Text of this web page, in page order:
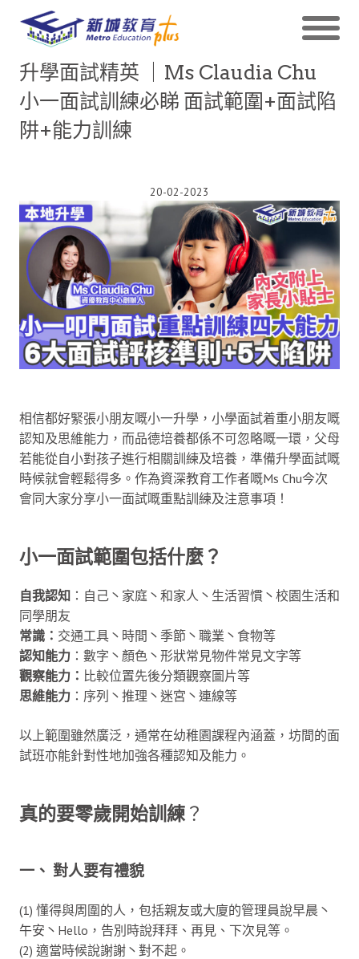
升學面試精英 ｜Ms Claudia Chu
小一面試訓練必睇 面試範圍+面試陷
阱+能力訓練
20-02-2023
相信都好緊張小朋友嘅小一升學，小學面試着重小朋友嘅
認知及思維能力，而品德培養都係不可忽略嘅一環，父母
若能從自小對孩子進行相關訓練及培養，準備升學面試嘅
時候就會輕鬆得多。作為資深教育工作者嘅Ms Chu今次
會同大家分享小一面試嘅重點訓練及注意事項！
小一面試範圍包括什麼？
自我認知 ：自己丶家庭丶和家人丶生活習慣丶校園生活和
同學朋友
常識： 交通工具丶時間丶季節丶職業丶食物等
認知能力 ：數字丶顏色丶形狀常見物件常見文字等
觀察能力： 比較位置先後分類觀察圖片等
思維能力 ：序列丶推理丶迷宮丶連線等
以上範圍雖然廣泛，通常在幼稚園課程內涵蓋，坊間的面
試班亦能針對性地加強各種認知及能力。
真的要零歲開始訓練 ？
一、 對人要有禮貌
(1) 懂得與周圍的人，包括親友或大廈的管理員說早晨丶
午安丶Hello，告別時說拜拜、再見、下次見等。
(2) 適當時候說謝謝丶對不起。